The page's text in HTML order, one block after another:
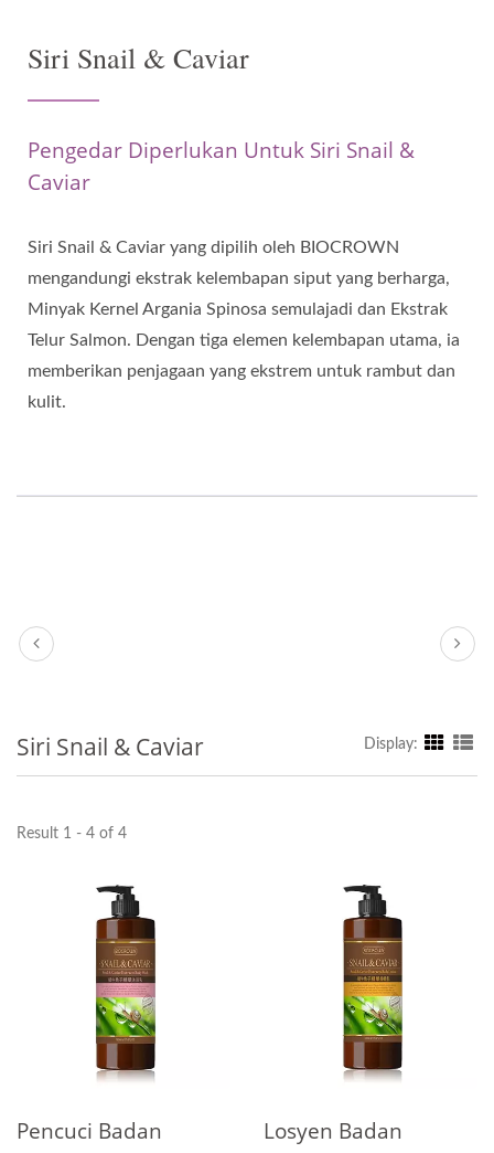
Siri Snail & Caviar
Pengedar Diperlukan Untuk Siri Snail &
Caviar
Siri Snail & Caviar yang dipilih oleh BIOCROWN
mengandungi ekstrak kelembapan siput yang berharga,
Minyak Kernel Argania Spinosa semulajadi dan Ekstrak
Telur Salmon. Dengan tiga elemen kelembapan utama, ia
memberikan penjagaan yang ekstrem untuk rambut dan
kulit.
Siri Snail & Caviar Display:
Result 1 - 4 of 4
Pencuci Badan
Losyen Badan